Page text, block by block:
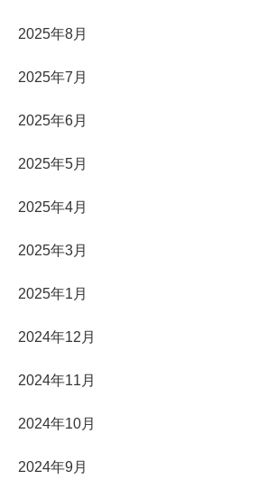
2025年8月
2025年7月
2025年6月
2025年5月
2025年4月
2025年3月
2025年1月
2024年12月
2024年11月
2024年10月
2024年9月